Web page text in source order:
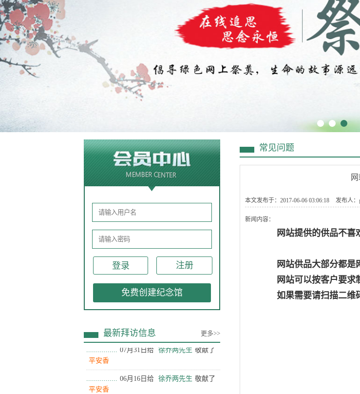
注册
免费创建纪念馆
最新拜访信息 更多>>
................ 07月31日给 徐乔两先生 敬献了
................ 07月31日给 徐乔两先生 敬献了
................ 07月31日给 徐乔两先生 敬献了
平安香
................ 06月16日给 徐乔两先生 敬献了
平安香
常见问题
本文发布于：2017-06-06 03:06:18 发布人：
新闻内容：
网站提供的供品不喜
网站供品大部分都是网
网站可以按客户要求制
如果需要请扫描二维码